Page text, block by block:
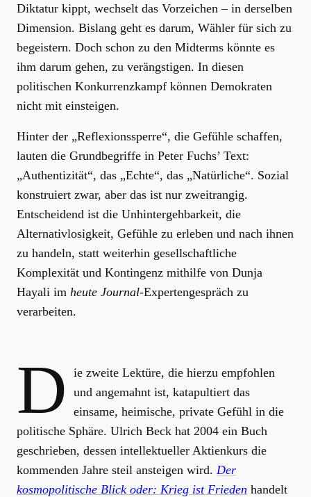
Diktatur kippt, wechselt das Vorzeichen – in derselben
Dimension. Bislang geht es darum, Wähler für sich zu
begeistern. Doch schon zu den Midterms könnte es
ihm darum gehen, zu verängstigen. In diesen
politischen Konkurrenzkampf können Demokraten
nicht mit einsteigen.
Hinter der „Reflexionssperre“, die Gefühle schaffen,
lauten die Grundbegriffe in Peter Fuchs’ Text:
„Authentizität“, das „Echte“, das „Natürliche“. Sozial
konstruiert zwar, aber das ist nur zweitrangig.
Entscheidend ist die Unhintergehbarkeit, die
Alternativlosigkeit, Gefühle zu erleben und nach ihnen
zu handeln, statt weiterhin gesellschaftliche
Komplexität und Kontingenz mithilfe von Dunja
Hayali im heute Journal-Expertengespräch zu
verarbeiten.
D
ie zweite Lektüre, die hierzu empfohlen
und angemahnt ist, katapultiert das
einsame, heimische, private Gefühl in die
politische Sphäre. Ulrich Beck hat 2004 ein Buch
geschrieben, dessen intellektueller Aktienkurs die
kommenden Jahre steil ansteigen wird. Der
kosmopolitische Blick oder: Krieg ist Frieden handelt